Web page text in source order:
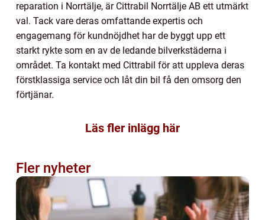
reparation i Norrtälje, är Cittrabil Norrtälje AB ett utmärkt
val. Tack vare deras omfattande expertis och
engagemang för kundnöjdhet har de byggt upp ett
starkt rykte som en av de ledande bilverkstäderna i
området. Ta kontakt med Cittrabil för att uppleva deras
förstklassiga service och låt din bil få den omsorg den
förtjänar.
Läs fler inlägg här
Fler nyheter